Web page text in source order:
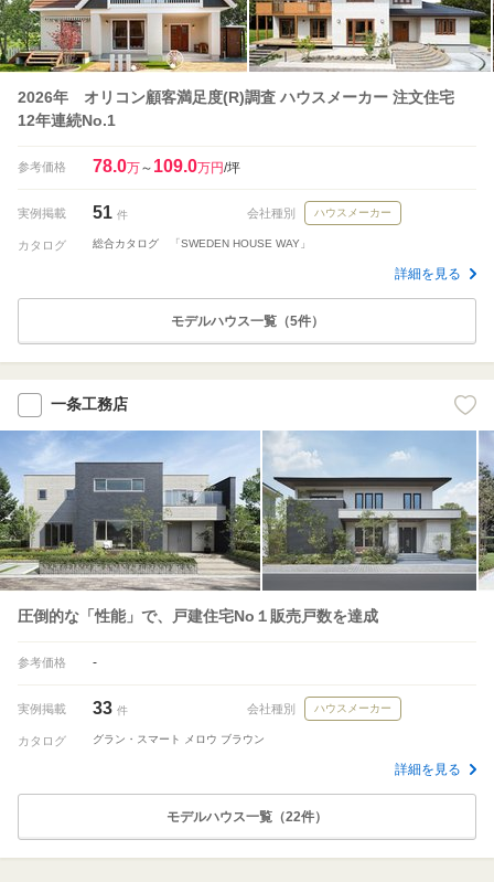
2026年 オリコン顧客満足度(R)調査 ハウスメーカー 注文住宅
12年連続No.1
参考価格 78.0万～ 109.0万円/坪
実例掲載 51 件 会社種別 ハウスメーカー
カタログ 総合カタログ 「SWEDEN HOUSE WAY」
詳細を見る
モデルハウス一覧（5件）
一条工務店
圧倒的な「性能」で、戸建住宅No１販売戸数を達成
参考価格 -
実例掲載 33 件 会社種別 ハウスメーカー
カタログ グラン・スマート メロウ ブラウン
詳細を見る
モデルハウス一覧（22件）